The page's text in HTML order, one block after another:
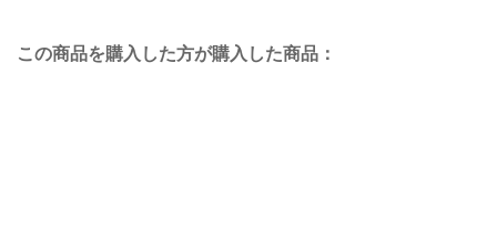
この商品を購入した方が購入した商品：